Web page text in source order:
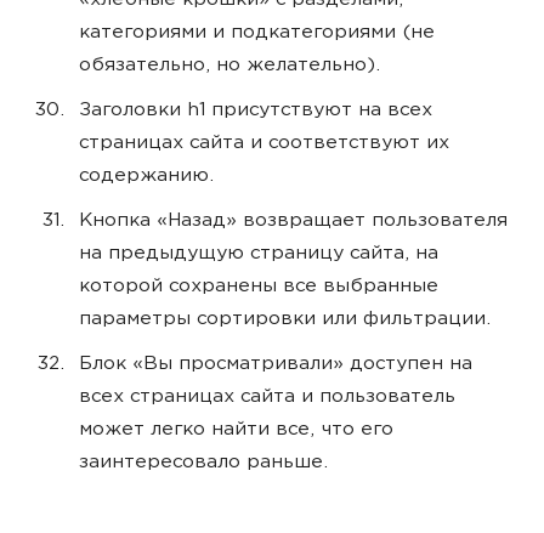
категориями и подкатегориями (не
обязательно, но желательно).
Заголовки h1 присутствуют на всех
страницах сайта и соответствуют их
содержанию.
Кнопка «Назад» возвращает пользователя
на предыдущую страницу сайта, на
которой сохранены все выбранные
параметры сортировки или фильтрации.
Блок «Вы просматривали» доступен на
всех страницах сайта и пользователь
может легко найти все, что его
заинтересовало раньше.